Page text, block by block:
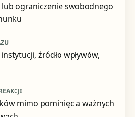
ograniczenie swobodnego
źródło wpływów,
mimo pominięcia ważnych